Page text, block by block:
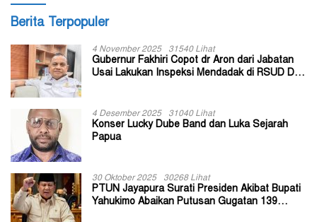
Berita Terpopuler
4 November 2025 31540 Lihat
Gubernur Fakhiri Copot dr Aron dari Jabatan
Usai Lakukan Inspeksi Mendadak di RSUD Dok
4 Desember 2025 31040 Lihat
Konser Lucky Dube Band dan Luka Sejarah
Papua
30 Oktober 2025 30268 Lihat
PTUN Jayapura Surati Presiden Akibat Bupati
Yahukimo Abaikan Putusan Gugatan 139